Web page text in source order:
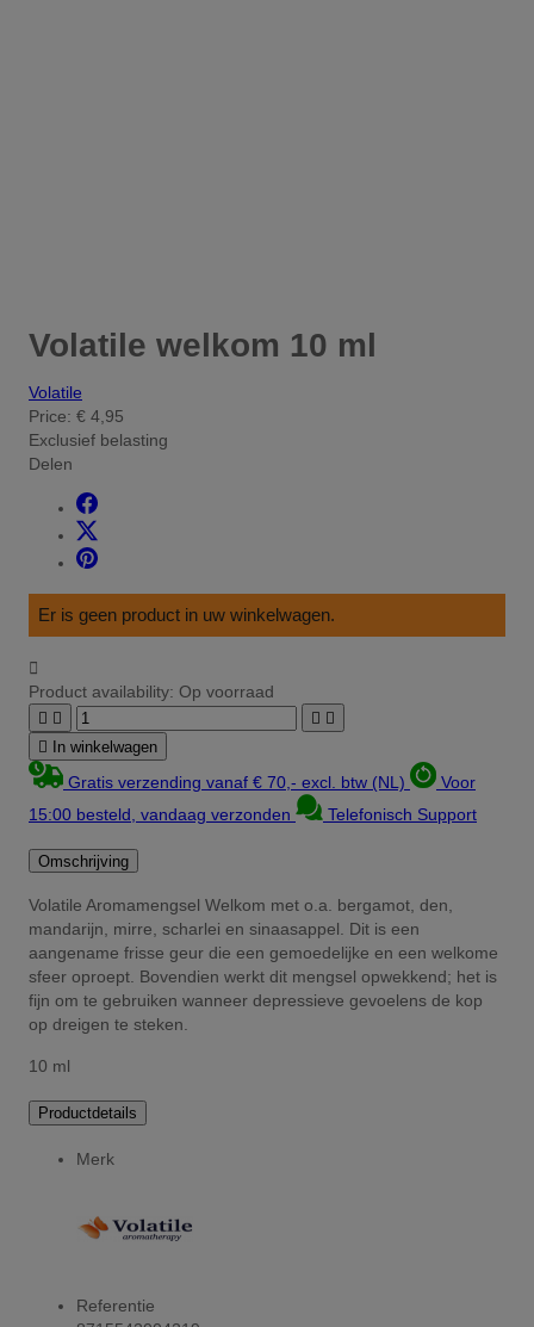
Volatile welkom 10 ml
Volatile
Price: € 4,95
Exclusief belasting
Delen
Er is geen product in uw winkelwagen.

Product availability: Op voorraad
   
 In winkelwagen
Gratis verzending vanaf € 70,- excl. btw (NL)
Voor
15:00 besteld, vandaag verzonden
Telefonisch Support
Omschrijving
Volatile Aromamengsel Welkom met o.a. bergamot, den,
mandarijn, mirre, scharlei en sinaasappel. Dit is een
aangename frisse geur die een gemoedelijke en een welkome
sfeer oproept. Bovendien werkt dit mengsel opwekkend; het is
fijn om te gebruiken wanneer depressieve gevoelens de kop
op dreigen te steken.
10 ml
Productdetails
Merk
Referentie